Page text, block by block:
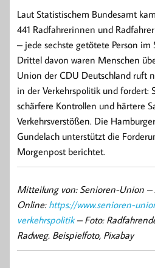
Laut Statistischem Bundesamt
441 Radfahrerinnen und
– jede sechste getötete Person im
Drittel davon waren Menschen
Union der CDU Deutschland ruft
in der Verkehrspolitik und fordert:
schärfere Kontrollen und härtere
Verkehrsverstößen. Die
Gundelach unterstützt die
Morgenpost berichtet.
Mitteilung von: Senioren-Union –
Online: https://www.senioren-
verkehrspolitik– Foto:
Radweg. Beispielfoto, Pixabay